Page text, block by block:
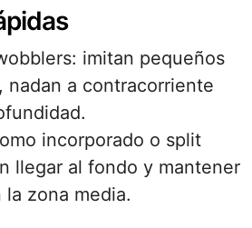
imitan pequeños
nadan a contracorriente
incorporado o split
llegar al fondo y mantener
zona media.